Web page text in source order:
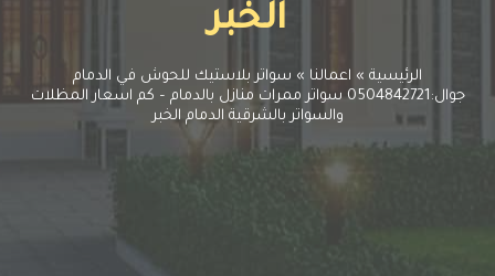
الخبر
الرئيسية » اعمالنا » سواتر بلاستيك للحوش في الدمام
جوال:0504842721 سواتر ممرات منازل بالدمام – كم اسعار المظلات
والسواتر بالشرقية الدمام الخبر